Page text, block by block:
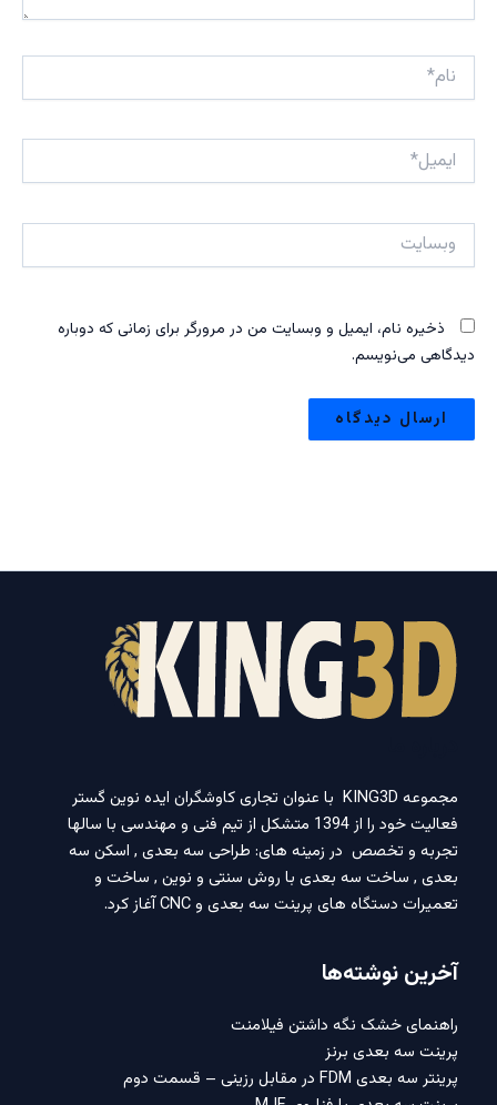
نام*
ایمیل*
ذخیره نام، ایمیل و وبسایت من در مرورگر برای زمانی که دوباره
دیدگاهی می‌نویسم.
مجموعه KING3D با عنوان تجاری کاوشگران ایده نوین گستر
فعالیت خود را از 1394 متشکل از تیم فنی و مهندسی با سالها
تجربه و تخصص در زمینه های: طراحی سه بعدی , اسکن سه
بعدی , ساخت سه بعدی با روش سنتی و نوین , ساخت و
تعمیرات دستگاه های پرینت سه بعدی و CNC آغاز کرد.
آخرین نوشته‌ها
راهنمای خشک نگه داشتن فیلامنت
پرینت سه بعدی برنز
پرینتر سه بعدی FDM در مقابل رزینی – قسمت دوم